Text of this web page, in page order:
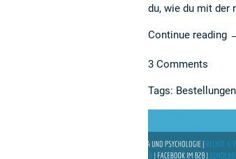
du, wie du mit der
Continue reading
3 Comments
Tags: Bestellungen